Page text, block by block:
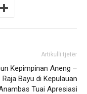
Artikulli tjetër
Kepimpinan Aneng –
Raja Bayu di Kepulauan
Tuai Apresiasi